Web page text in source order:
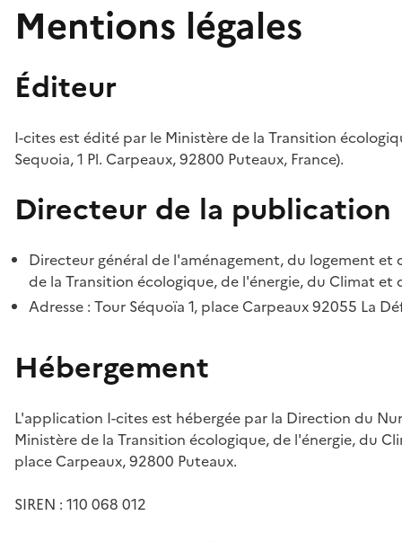
Mentions légales
Éditeur
I-cites est édité par le Ministère de la Transition
Sequoia, 1 Pl. Carpeaux, 92800 Puteaux, France).
Directeur de la publication
Directeur général de l'aménagement, du logement
de la Transition écologique, de l'énergie, du Climat et
Adresse : Tour Séquoïa 1, place Carpeaux 92055 La
Hébergement
L'application I-cites est hébergée par la Direction du
Ministère de la Transition écologique, de l'énergie, du
place Carpeaux, 92800 Puteaux.
SIREN : 110 068 012